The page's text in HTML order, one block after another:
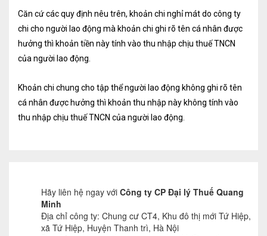
Dịch vụ thẩm định giá
Thi công, lắp đặt nhôm kính
TIN TỨC VĂN BẢN PHÁP LUẬT TƯ VẤN HỎI ĐÁP
Căn cứ các quy định nêu trên, khoản chi nghỉ mát do công ty
chi cho người lao động mà khoản chi ghi rõ tên cá nhân được
hưởng thì khoản tiền này tính vào thu nhập chịu thuế TNCN
của người lao động.
Khoản chi chung cho tập thể người lao động không ghi rõ tên
cá nhân được hưởng thì khoản thu nhập này không tính vào
thu nhập chịu thuế TNCN của người lao động.
Hãy liên hệ ngay với Công ty CP Đại lý Thuế Quang
Minh
Địa chỉ công ty: Chung cư CT4, Khu đô thị mới Tứ Hiệp,
xã Tứ Hiệp, Huyện Thanh trì, Hà Nội